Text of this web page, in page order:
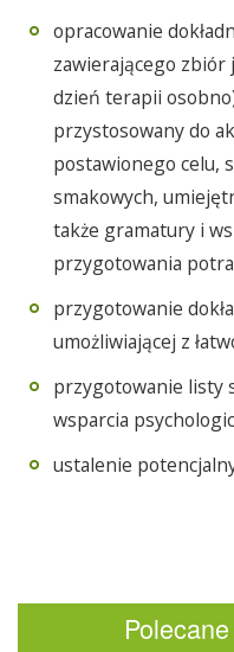
opracowanie
zawierającego zbiór
dzień terapii
przystosowany do
postawionego celu,
smakowych,
także gramatury i
przygotowania
przygotowanie
umożliwiającej z
przygotowanie listy
wsparcia
ustalenie